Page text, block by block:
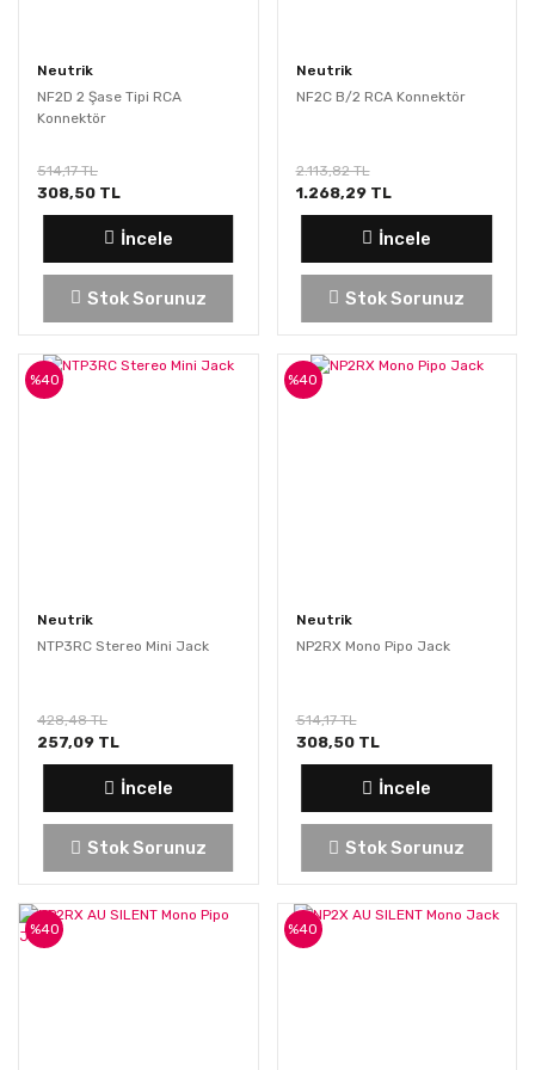
Neutrik
NF2D 2 Şase Tipi RCA
Konnektör
514,17 TL
308,50 TL
İncele
Stok Sorunuz
Neutrik
NF2C B/2 RCA Konnektör
2.113,82 TL
1.268,29 TL
İncele
Stok Sorunuz
Neutrik
NTP3RC Stereo Mini Jack
%40
428,48 TL
257,09 TL
İncele
Stok Sorunuz
Neutrik
NP2RX Mono Pipo Jack
%40
514,17 TL
308,50 TL
İncele
Stok Sorunuz
%40 %40